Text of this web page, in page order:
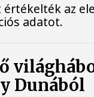
az
adatot.
Dunából